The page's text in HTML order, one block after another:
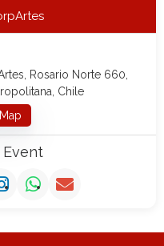
Rosario Norte 660,
Chile
Event